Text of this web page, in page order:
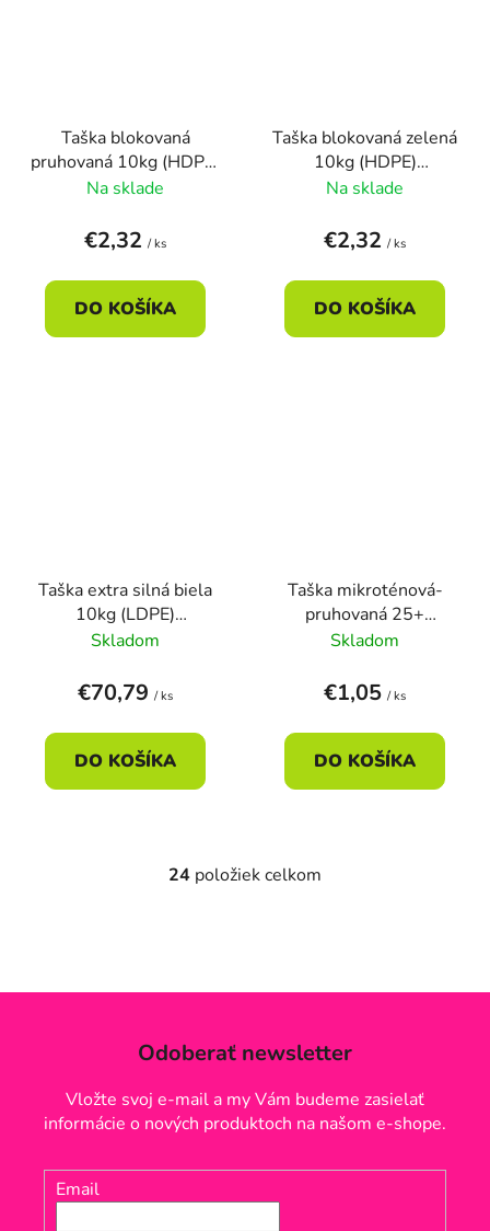
Taška blokovaná
pruhovaná 10kg (HDPE)
30+14x50cm (100ks)
Na sklade
€2,32 / ks
DO KOŠÍKA
Taška blokovaná zelená
10kg (HDPE)
30+14x50cm (100ks)
Na sklade
€2,32 / ks
DO KOŠÍKA
Taška extra silná biela
10kg (LDPE)
30+18x55cm (1000ks)
Skladom
€70,79 / ks
DO KOŠÍKA
Taška mikroténová-
pruhovaná 25+
12x45cm 4kg (100ks)
Skladom
€1,05 / ks
DO KOŠÍKA
O
i
p
r
k
y
24 položiek celkom
Odoberať newsletter
Vložte svoj e-mail a my Vám budeme zasielať
informácie o nových produktoch na našom e-shope.
Email